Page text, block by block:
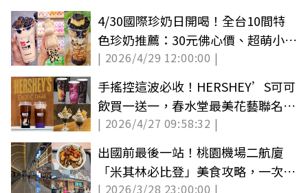
4/30國際珍奶日開喝！全台10間特
色珍奶推薦：30元佛心價、超萌小熊
奶茶
| 2026/4/29 12:00:00 |
手搖控這波必收！HERSHEY’S可可
飲買一送一，春水堂最美花藝聯名、
焙茶霜淇淋
| 2026/4/27 09:58:32 |
出國前最後一站！桃園機場二航廈
「米其林必比登」美食攻略，一次收
| 2026/3/28 23:00:00 |